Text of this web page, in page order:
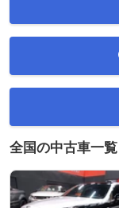
全国の中古車一覧